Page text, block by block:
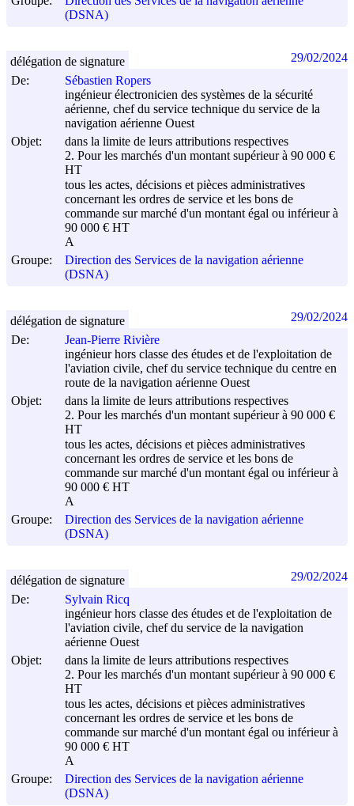
(DSNA)
De:
Sébastien Ropers
ingénieur électronicien des systèmes de la sécurité
aérienne, chef du service technique du service de la
navigation aérienne Ouest
Objet:
dans la limite de leurs attributions respectives
2. Pour les marchés d'un montant supérieur à 90 000 €
HT
tous les actes, décisions et pièces administratives
concernant les ordres de service et les bons de
commande sur marché d'un montant égal ou inférieur à
90 000 € HT
A
Groupe:
Direction des Services de la navigation aérienne
(DSNA)
délégation de signature 29/02/2024
De:
Jean-Pierre Rivière
ingénieur hors classe des études et de l'exploitation de
l'aviation civile, chef du service technique du centre en
route de la navigation aérienne Ouest
Objet:
dans la limite de leurs attributions respectives
2. Pour les marchés d'un montant supérieur à 90 000 €
HT
tous les actes, décisions et pièces administratives
concernant les ordres de service et les bons de
commande sur marché d'un montant égal ou inférieur à
90 000 € HT
A
Groupe:
Direction des Services de la navigation aérienne
(DSNA)
délégation de signature 29/02/2024
De:
Sylvain Ricq
ingénieur hors classe des études et de l'exploitation de
l'aviation civile, chef du service de la navigation
aérienne Ouest
Objet:
dans la limite de leurs attributions respectives
2. Pour les marchés d'un montant supérieur à 90 000 €
HT
tous les actes, décisions et pièces administratives
concernant les ordres de service et les bons de
commande sur marché d'un montant égal ou inférieur à
90 000 € HT
A
Groupe:
Direction des Services de la navigation aérienne
(DSNA)
délégation de signature 29/02/2024